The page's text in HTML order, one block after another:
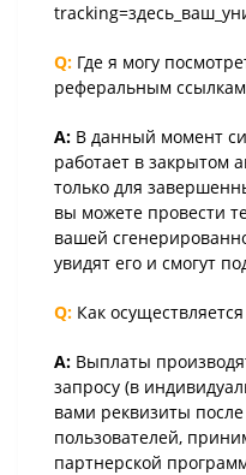
Q: Где я могу
реферальным
A: В данный момент
работает в закрытом
только для
вы можете провести
вашей
увидят его и смогут
Q: Как
A: Выплаты
запросу (в
вами реквизиты
пользователей,
партнерской